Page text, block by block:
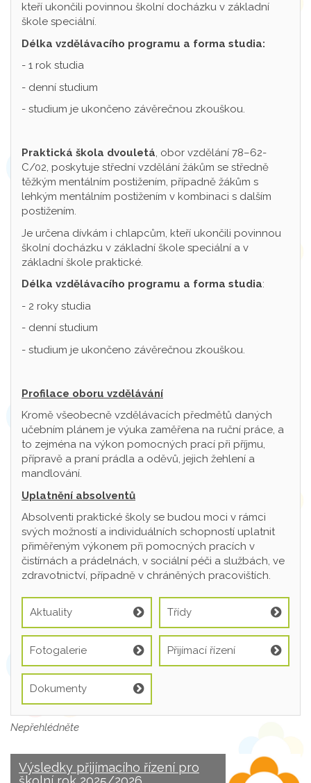
kteří ukončili povinnou školní docházku v základní
škole speciální.
Délka vzdělávacího programu a forma studia:
- 1 rok studia
- denní studium
- studium je ukončeno závěrečnou zkouškou.
Praktická škola dvouletá, obor vzdělání 78–62-
C/02, poskytuje střední vzdělání žákům se středně
těžkým mentálním postižením, případně žákům s
lehkým mentálním postižením v kombinaci s dalším
postižením.
Je určena dívkám i chlapcům, kteří ukončili povinnou
školní docházku v základní škole speciální a v
základní škole praktické.
Délka vzdělávacího programu a forma studia:
- 2 roky studia
- denní studium
- studium je ukončeno závěrečnou zkouškou.
Profilace oboru vzdělávání
Kromě všeobecně vzdělávacích předmětů daných
učebním plánem je výuka zaměřena na ruční práce, a
to zejména na výkon pomocných prací při příjmu,
přípravě a praní prádla a oděvů, jejich žehlení a
mandlování.
Uplatnění absolventů
Absolventi praktické školy se budou moci v rámci
svých možností a individuálních schopností uplatnit
přiměřeným výkonem při pomocných pracích v
čistírnách a prádelnách, v sociální péči a službách, ve
zdravotnictví, případně v chráněných pracovištích.
Aktuality Třídy
Fotogalerie Přijímací řízení
Dokumenty
Nepřehlédněte
Výsledky přijímacího řízení pro